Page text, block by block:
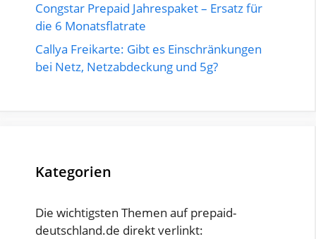
Congstar Prepaid Jahrespaket – Ersatz für
die 6 Monatsflatrate
Callya Freikarte: Gibt es Einschränkungen
bei Netz, Netzabdeckung und 5g?
Kategorien
Die wichtigsten Themen auf prepaid-
deutschland.de direkt verlinkt: